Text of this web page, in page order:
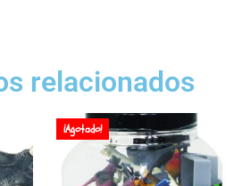
relacionados
¡Agotado!